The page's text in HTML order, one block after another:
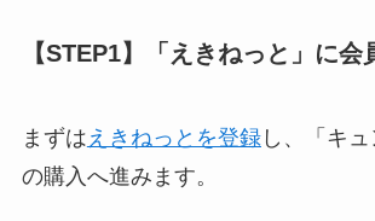
【STEP1】「えきねっと」に会
まずは えきねっとを登録し、「キュ
の購入へ進みます。